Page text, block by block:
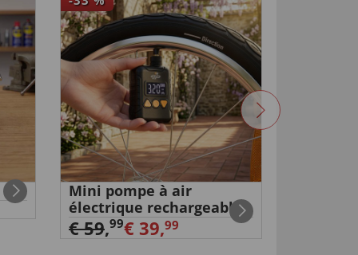
Mini pompe à air
électrique rechargeable
€ 59,99€ 39,99